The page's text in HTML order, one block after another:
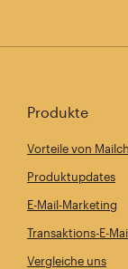
Produkte
Vorteile von
Produktupdates
E-Mail-Marketing
Transaktions-E-
Vergleiche uns